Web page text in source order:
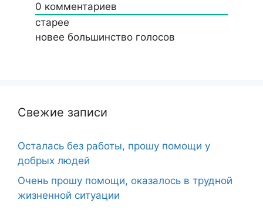
0 комментариев
старее
новее большинство голосов
Свежие записи
Осталась без работы, прошу помощи у
добрых людей
Очень прошу помощи, оказалось в трудной
жизненной ситуации